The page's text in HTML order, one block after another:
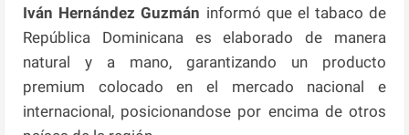
Iván Hernández Guzmán informó que el tabaco de
República Dominicana es elaborado de manera
natural y a mano, garantizando un producto
premium colocado en el mercado nacional e
internacional, posicionandose por encima de otros